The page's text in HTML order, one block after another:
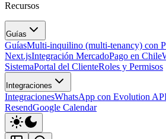
Recursos
Guías
GuíasMulti-inquilino (multi-tenancy) con
Next.jsIntegración MercadoPago en Chile
SistemaPortal del ClienteRoles y Permisos
Integraciones
IntegracionesWhatsApp con Evolution
ResendGoogle Calendar